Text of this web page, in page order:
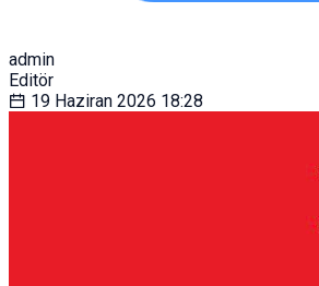
admin
Editör
19 Haziran 2026 18:28